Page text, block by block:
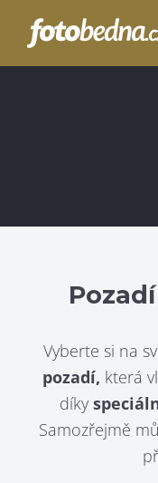
Vyberte si na
pozadí, která
díky
Samozřejmě